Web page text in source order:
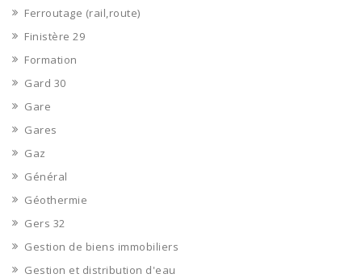
Ferroutage (rail,route)
Finistère 29
Formation
Gard 30
Gare
Gares
Gaz
Général
Géothermie
Gers 32
Gestion de biens immobiliers
Gestion et distribution d'eau